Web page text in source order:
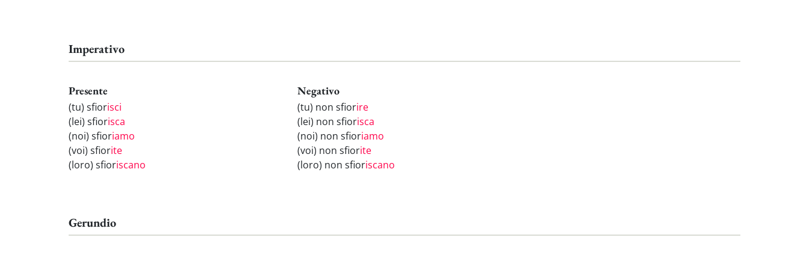
Imperativo
Presente
(tu) sfiorisci
(lei) sfiorisca
(noi) sfioriamo
(voi) sfiorite
(loro) sfioriscano
Negativo
(tu) non sfiorire
(lei) non sfiorisca
(noi) non sfioriamo
(voi) non sfiorite
(loro) non sfioriscano
Gerundio